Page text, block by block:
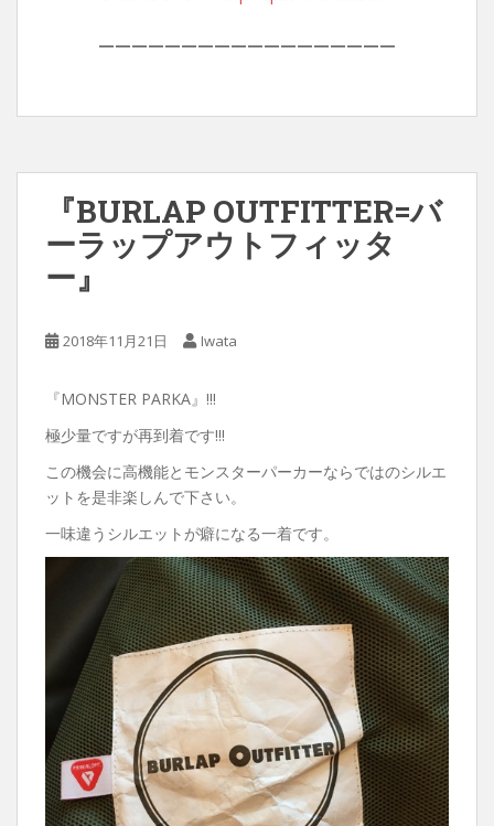
——————————————————
『BURLAP OUTFITTER=バ
ーラップアウトフィッタ
ー』
2018年11月21日 Iwata
『MONSTER PARKA』!!!
極少量ですが再到着です!!!
この機会に高機能とモンスターパーカーならではのシルエ
ットを是非楽しんで下さい。
一味違うシルエットが癖になる一着です。